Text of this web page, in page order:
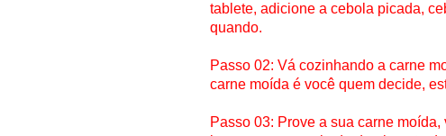
tablete, adicione a cebola picada,
quando.
Passo 02: Vá cozinhando a carne
carne moída é você quem decide,
Passo 03: Prove a sua carne